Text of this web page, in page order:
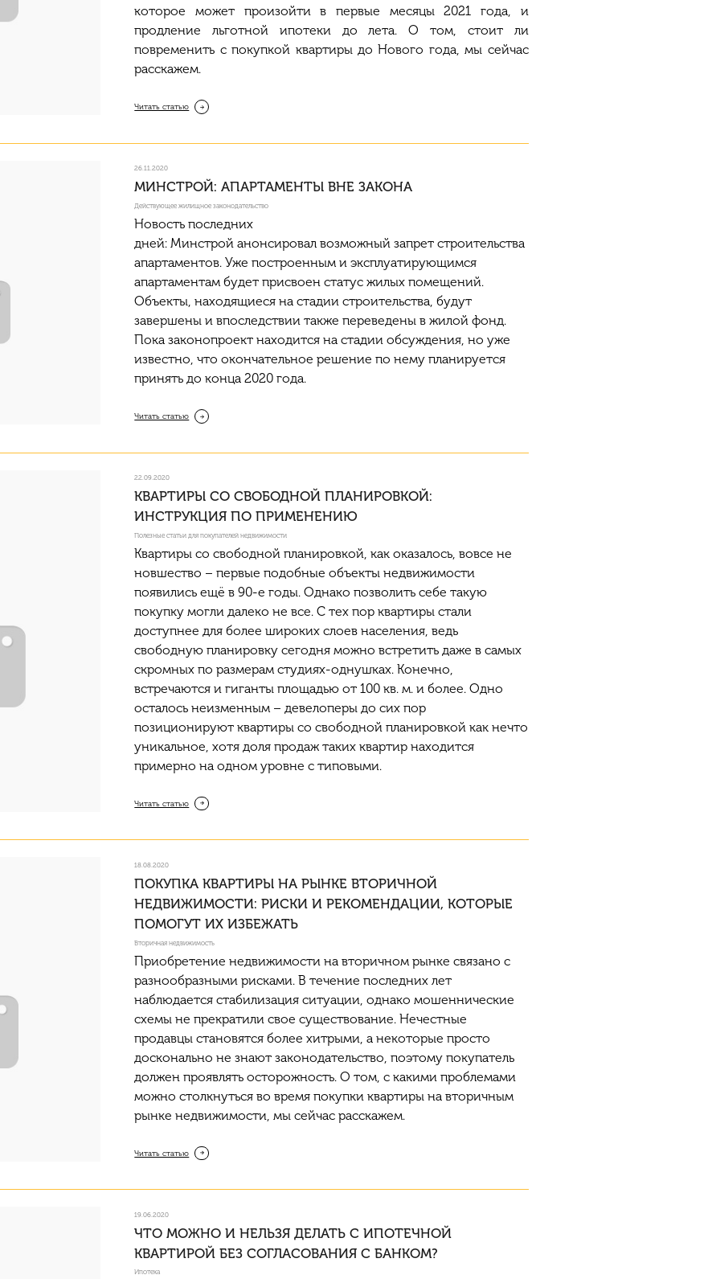
которое может произойти в первые месяцы 2021 года, и
продление льготной ипотеки до лета. О том, стоит ли
повременить с покупкой квартиры до Нового года, мы сейчас
расскажем.
Читать статью
26.11.2020
МИНСТРОЙ: АПАРТАМЕНТЫ ВНЕ ЗАКОНА
Действующее жилищное законодательство
Новость последних
дней:Минстрой анонсировалвозможныйзапрет строительства
апартаментов. Уже построенным и эксплуатирующимся
апартаментам будет присвоен статус жилых помещений.
Объекты, находящиеся на стадии строительства, будут
завершены и впоследствии также переведены в жилой фонд.
Пока законопроект находится на стадии обсуждения, но уже
известно, что окончательное решение по нему планируется
принять до конца 2020 года.
Читать статью
22.09.2020
КВАРТИРЫ СО СВОБОДНОЙ ПЛАНИРОВКОЙ:
ИНСТРУКЦИЯ ПО ПРИМЕНЕНИЮ
Полезные статьи для покупателей недвижимости
Квартиры со свободной планировкой, как оказалось, вовсе не
новшество – первые подобные объекты недвижимости
появились ещё в 90-е годы. Однако позволить себе такую
покупку могли далеко не все. С тех пор квартиры стали
доступнее для более широких слоев населения, ведь
свободную планировку сегодня можно встретить даже в самых
скромных по размерам студиях-однушках. Конечно,
встречаются и гиганты площадью от 100 кв. м. и более. Одно
осталось неизменным – девелоперы до сих пор
позиционируют квартиры со свободной планировкой как нечто
уникальное, хотя доля продаж таких квартир находится
примерно на одном уровне с типовыми.
Читать статью
18.08.2020
ПОКУПКА КВАРТИРЫ НА РЫНКЕ ВТОРИЧНОЙ
НЕДВИЖИМОСТИ: РИСКИ И РЕКОМЕНДАЦИИ, КОТОРЫЕ
ПОМОГУТ ИХ ИЗБЕЖАТЬ
Вторичная недвижимость
Приобретение недвижимости на вторичном рынке связано с
разнообразными рисками. В течение последних лет
наблюдается стабилизация ситуации, однако мошеннические
схемы не прекратили свое существование. Нечестные
продавцы становятся более хитрыми,анекоторые просто
досконально не знают законодательство, поэтому покупатель
должен проявлять осторожность. О том, с какими проблемами
можно столкнуться во время покупки квартиры на вторичным
рынке недвижимости, мы сейчас расскажем.
Читать статью
19.06.2020
ЧТО МОЖНО И НЕЛЬЗЯ ДЕЛАТЬ С ИПОТЕЧНОЙ
КВАРТИРОЙ БЕЗ СОГЛАСОВАНИЯ С БАНКОМ?
Ипотека